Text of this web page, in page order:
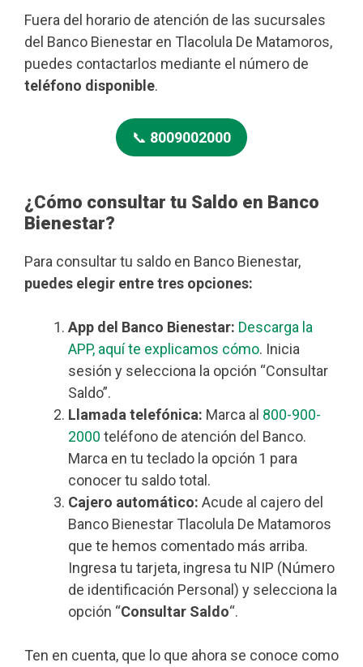
Fuera del horario de atención de las sucursales
del Banco Bienestar en Tlacolula De Matamoros,
puedes contactarlos mediante el número de
teléfono disponible.
📞 8009002000
¿Cómo consultar tu Saldo en Banco
Bienestar?
Para consultar tu saldo en Banco Bienestar,
puedes elegir entre tres opciones:
App del Banco Bienestar: Descarga la
APP, aquí te explicamos cómo. Inicia
sesión y selecciona la opción “Consultar
Saldo”.
Llamada telefónica: Marca al 800-900-
2000 teléfono de atención del Banco.
Marca en tu teclado la opción 1 para
conocer tu saldo total.
Cajero automático: Acude al cajero del
Banco Bienestar Tlacolula De Matamoros
que te hemos comentado más arriba.
Ingresa tu tarjeta, ingresa tu NIP (Número
de identificación Personal) y selecciona la
opción “Consultar Saldo“.
Ten en cuenta, que lo que ahora se conoce como